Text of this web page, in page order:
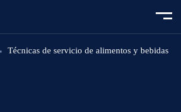
Técnicas de servicio de alimentos y bebidas